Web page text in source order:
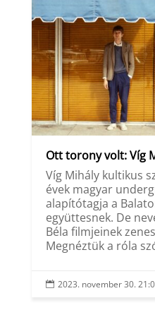
Ott torony volt: Víg
Víg Mihály kultikus
évek magyar
alapítótagja a
együttesnek. De
Béla filmjeinek
Megnéztük a róla
 2023. november 30.